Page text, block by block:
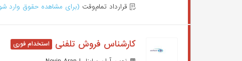
قرارداد تمام‌وقت (برای مشاهده حقوق وارد
کارشناس فروش تلفنی